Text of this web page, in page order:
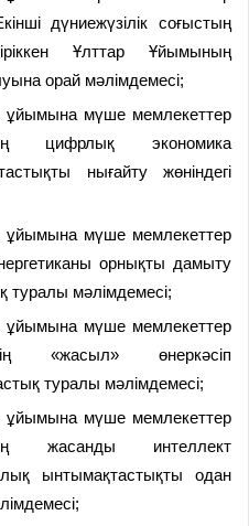
дүниежүзілік соғыстың
Ұлттар Ұйымының
орай мәлімдемесі;
мүше мемлекеттер
цифрлық экономика
нығайту жөніндегі
мүше мемлекеттер
орнықты дамыту
мәлімдемесі;
мүше мемлекеттер
«жасыл» өнеркәсіп
туралы мәлімдемесі;
мүше мемлекеттер
жасанды интеллект
ынтымақтастықты одан